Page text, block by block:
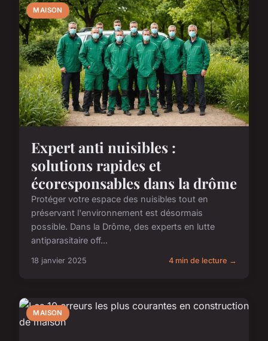
MAISON
Expert anti nuisibles :
solutions rapides et
écoresponsables dans la drôme
Protéger votre espace des nuisibles tout en
préservant l'environnement est désormais
possible. Dans la Drôme, des experts en lutte
antiparasitaire off...
18 janvier 2025 4 min de lecture →
MAISON